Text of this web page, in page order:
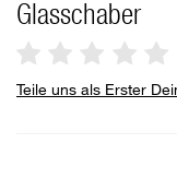
Glasschaber
Teile uns als Erster